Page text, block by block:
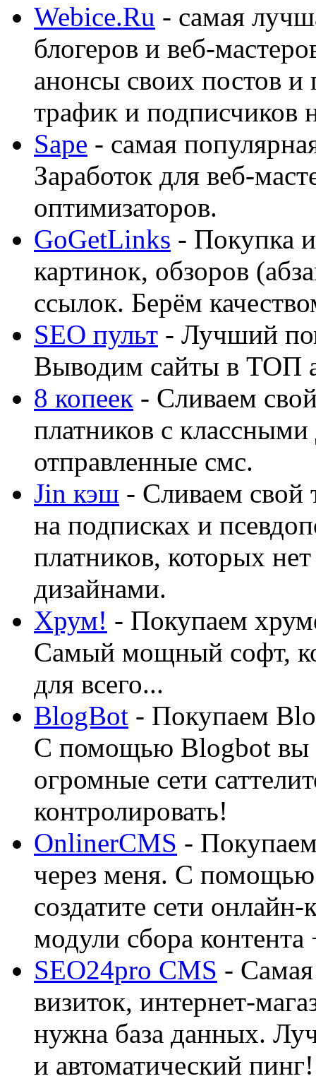
Webice.Ru - самая
блогеров и веб-
анонсы своих постов
трафик и подписчиков
Sape - самая
Заработок для веб-
оптимизаторов.
GoGetLinks - Покупка
картинок, обзоров
ссылок. Берём
SEO пульт - Лучший
Выводим сайты в ТОП
8 копеек - Сливаем
платников с
отправленные смс.
Jin кэш - Сливаем свой
на подписках и
платников, которых
дизайнами.
Хрум! - Покупаем
Самый мощный софт,
для всего...
BlogBot - Покупаем
С помощью Blogbot вы
огромные сети
контролировать!
OnlinerCMS -
через меня. С помощью
создатите сети
модули сбора
SEO24pro CMS -
визиток, интернет-
нужна база данных.
и автоматический пинг!